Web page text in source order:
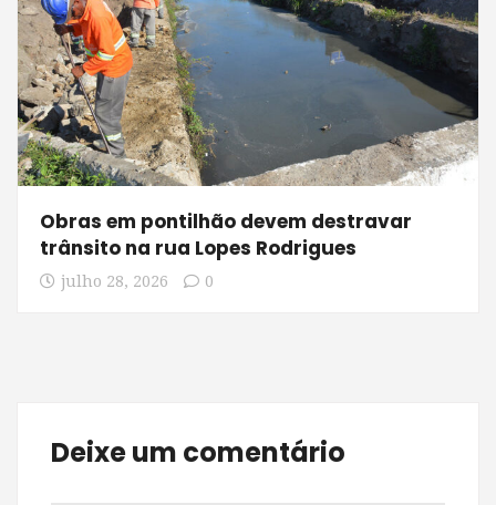
Obras em pontilhão devem destravar
trânsito na rua Lopes Rodrigues
julho 28, 2026 0
Deixe um comentário